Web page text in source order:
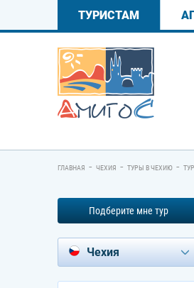
ТУРИСТАМ
ГЛАВНАЯ - ЧЕХИЯ - ТУРЫ В ЧЕХИЮ -
Подберите мне тур
Чехия
Азербайджан